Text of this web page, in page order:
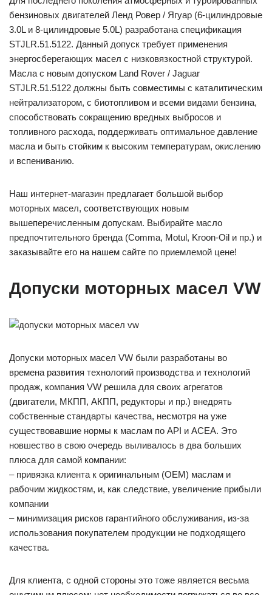
бензиновых двигателей Ленд Ровер / Ягуар (6-цилиндровые
3.0L и 8-цилиндровые 5.0L) разработана спецификация
STJLR.51.5122. Данный допуск требует применения
энергосберегающих масел с низковязкостной структурой.
Масла с новым допуском Land Rover / Jaguar
STJLR.51.5122 должны быть совместимы с каталитическим
нейтрализатором, с биотопливом и всеми видами бензина,
способствовать сокращению вредных выбросов и
топливного расхода, поддерживать оптимальное давление
масла и быть стойким к высоким температурам, окислению
и вспениванию.
Наш интернет-магазин предлагает большой выбор
моторных масел, соответствующих новым
вышеперечисленным допускам. Выбирайте масло
предпочтительного бренда (Comma, Motul, Kroon-Oil и пр.) и
заказывайте его на нашем сайте по приемлемой цене!
Допуски моторных масел VW
Допуски моторных масел VW были разработаны во
времена развития технологий производства и технологий
продаж, компания VW решила для своих агрегатов
(двигатели, МКПП, АКПП, редукторы и пр.) внедрять
собственные стандарты качества, несмотря на уже
существовавшие нормы к маслам по API и ACEA. Это
новшество в свою очередь выливалось в два больших
плюса для самой компании:
– привязка клиента к оригинальным (OEM) маслам и
рабочим жидкостям, и, как следствие, увеличение прибыли
компании
– минимизация рисков гарантийного обслуживания, из-за
использования покупателем продукции не подходящего
качества.
Для клиента, с одной стороны это тоже является весьма